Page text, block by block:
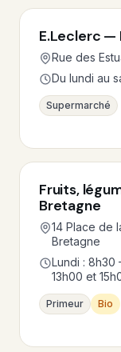
E.Leclerc —
Rue des
Du lundi au
Supermarché
Fruits,
Bretagne
14 Place de
Bretagne
Lundi : 8h30
13h00 et
Primeur Bio